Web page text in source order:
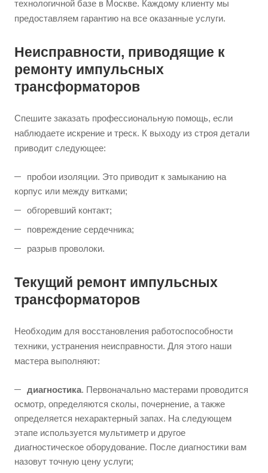
технологичной базе в Москве. Каждому клиенту мы
предоставляем гарантию на все оказанные услуги.
Неисправности, приводящие к
ремонту импульсных
трансформаторов
Спешите заказать профессиональную помощь, если
наблюдаете искрение и треск. К выходу из строя детали
приводит следующее:
пробои изоляции. Это приводит к замыканию на
корпус или между витками;
обгоревший контакт;
повреждение сердечника;
разрыв проволоки.
Текущий ремонт импульсных
трансформаторов
Необходим для восстановления работоспособности
техники, устранения неисправности. Для этого наши
мастера выполняют:
диагностика. Первоначально мастерами проводится
осмотр, определяются сколы, почернение, а также
определяется нехарактерный запах. На следующем
этапе используется мультиметр и другое
диагностическое оборудование. После диагностики вам
назовут точную цену услуги;